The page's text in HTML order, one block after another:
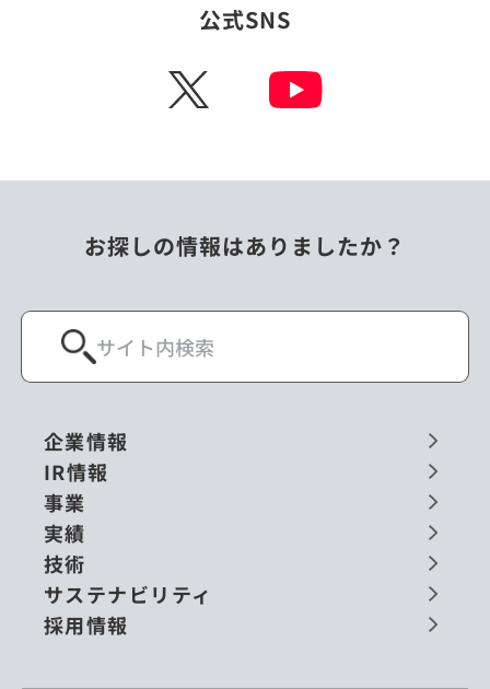
公式SNS
X
お探しの情報はありましたか？
企業情報
IR情報
事業
実績
技術
サステナビリティ
採用情報